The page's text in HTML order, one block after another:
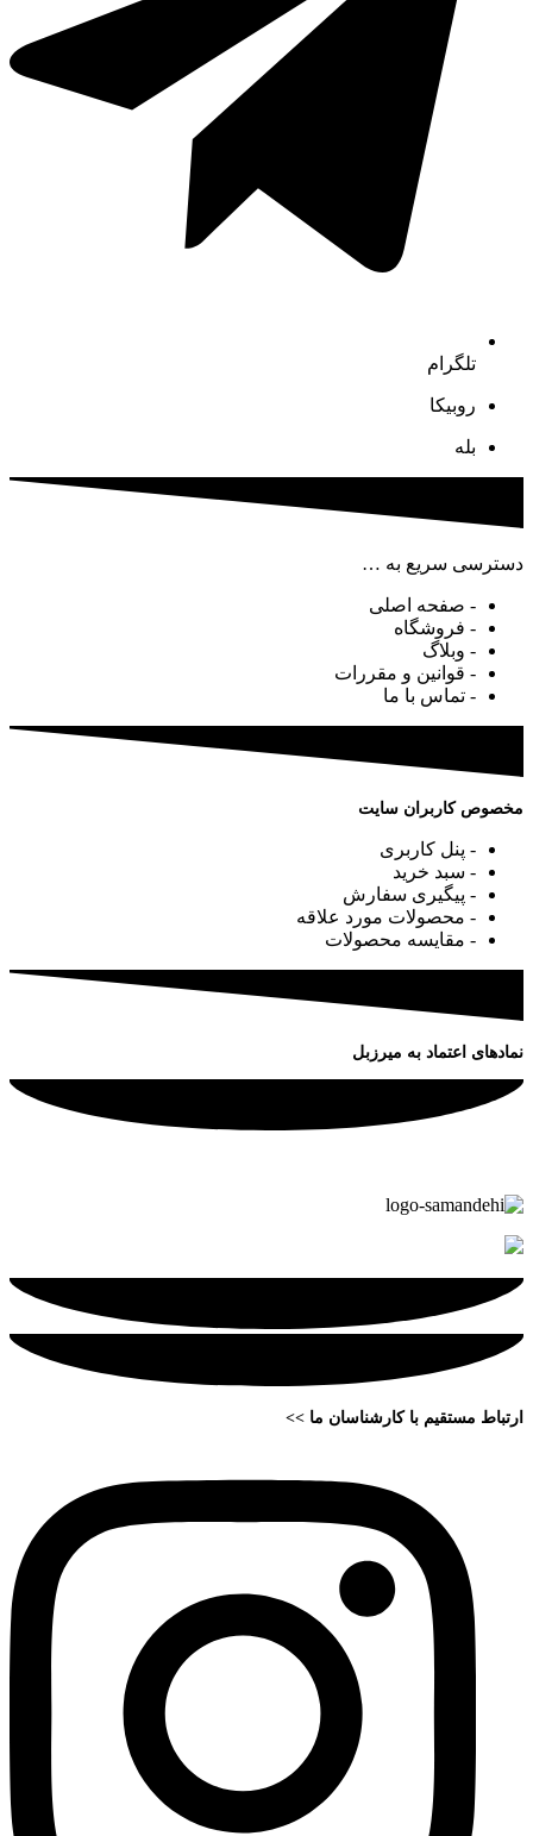
تلگرام
روبیکا
بله
دسترسی سریع به …
- صفحه اصلی
- فروشگاه
- وبلاگ
- قوانین و مقررات
- تماس با ما
مخصوص کاربران سایت
- پنل کاربری
- سبد خرید
- پیگیری سفارش
- محصولات مورد علاقه
- مقایسه محصولات
نمادهای اعتماد به میرزبل
ارتباط مستقیم با کارشناسان ما >>